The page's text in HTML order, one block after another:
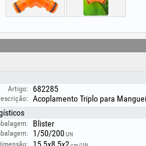
Artigo: 682285
Acoplamento Triplo para
Blister
1/50/200UN